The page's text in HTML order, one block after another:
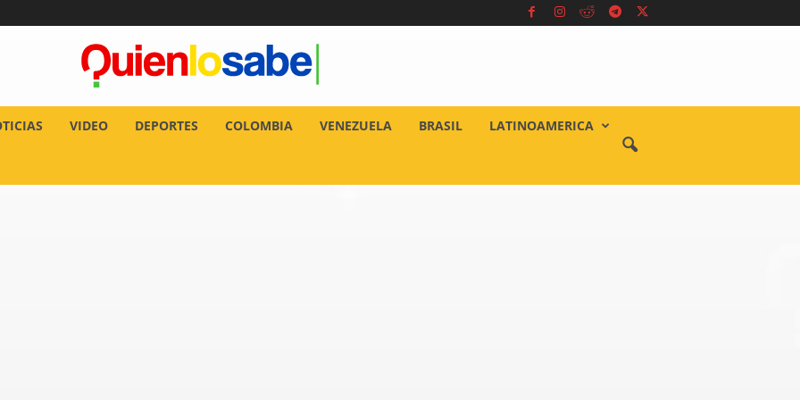
VIDEO DEPORTES COLOMBIA VENEZUELA BRASIL LATINOAMERICA